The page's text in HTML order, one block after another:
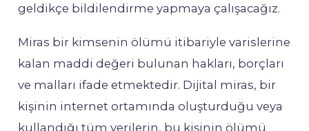
geldikçe bildilendirme yapmaya çalışacağız.
Miras bir kimsenin ölümü itibariyle varislerine
kalan maddi değeri bulunan hakları, borçları
ve malları ifade etmektedir. Dijital miras, bir
kişinin internet ortamında oluşturduğu veya
kullandığı tüm verilerin, bu kişinin ölümü